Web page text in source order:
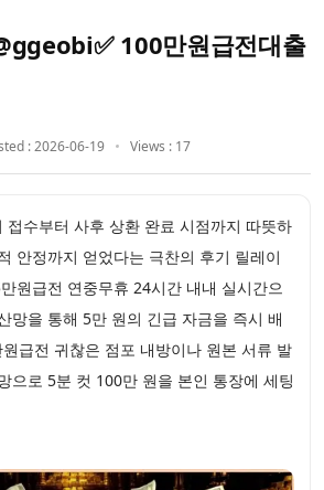
100만원급전대출
: 2026-06-19 Views : 17
접수부터 사후 상환 완료 시점까지 따뜻하
안정까지 얻었다는 극찬의 후기 릴레이
원급전 연중무휴 24시간 내내 실시간으
망을 통해 5만 원의 긴급 자금을 즉시 배
급전 귀찮은 점포 내방이나 원본 서류 발
으로 5분 컷 100만 원을 본인 통장에 세팅